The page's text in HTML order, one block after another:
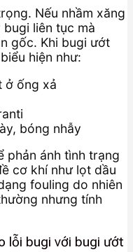
Nếu nhầm xăng
liên tục mà
gốc. Khi bugi ướt
hiện như:
ở ống xả
bóng nhẫy
phản ánh tình trạng
cơ khí như lọt dầu
fouling do nhiên
nhưng tính
lỗi bugi với bugi ướt